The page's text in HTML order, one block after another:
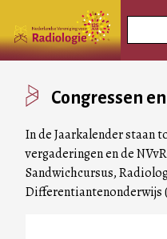
naar
inhoud
Phrase
Congressen
In de Jaarkalender staan
vergaderingen en de
Sandwichcursus,
Differentiantenonderwijs